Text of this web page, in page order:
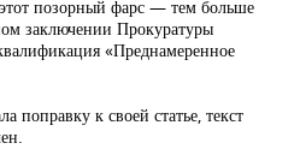
позорный фарс — тем больше
заключении Прокуратуры
«Преднамеренное
поправку к своей статье, текст